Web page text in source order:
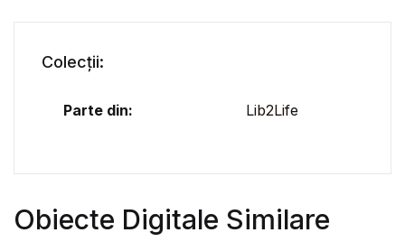
Colecții:
Parte din: Lib2Life
Obiecte Digitale Similare